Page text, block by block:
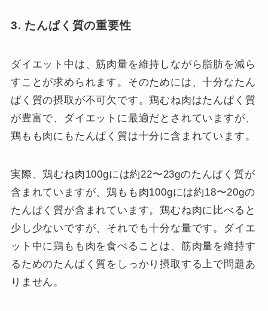
3. たんぱく質の重要性
ダイエット中は、筋肉量を維持しながら脂肪を減ら
すことが求められます。そのためには、十分なたん
ぱく質の摂取が不可欠です。鶏むね肉はたんぱく質
が豊富で、ダイエットに最適だとされていますが、
鶏もも肉にもたんぱく質は十分に含まれています。
実際、鶏むね肉100gには約22〜23gのたんぱく質が
含まれていますが、鶏もも肉100gには約18〜20gの
たんぱく質が含まれています。鶏むね肉に比べると
少し少ないですが、それでも十分な量です。ダイエ
ット中に鶏もも肉を食べることは、筋肉量を維持す
るためのたんぱく質をしっかり摂取する上で問題あ
りません。